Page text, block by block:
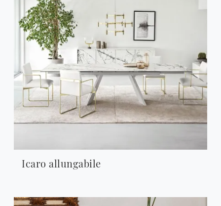
Icaro allungabile